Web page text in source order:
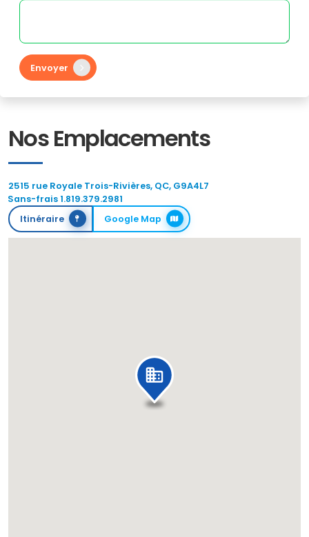
Envoyer
Nos Emplacements
2515 rue Royale Trois-Rivières, QC, G9A4L7
Sans-frais 1.819.379.2981
Itinéraire
Google Map